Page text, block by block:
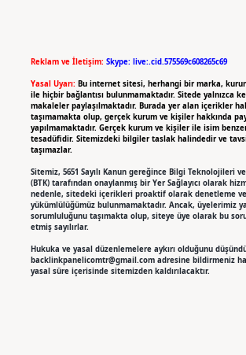
Reklam ve İletişim: Skype: live:.cid.575569c608265c69
Yasal Uyarı: Bu internet sitesi, herhangi bir marka,
ile hiçbir bağlantısı bulunmamaktadır. Sitede yalnızca
makaleler paylaşılmaktadır. Burada yer alan içerikler
taşımamakta olup, gerçek kurum ve kişiler hakkında
yapılmamaktadır. Gerçek kurum ve kişiler ile isim
tesadüfidir. Sitemizdeki bilgiler taslak halindedir ve
taşımazlar.
Sitemiz, 5651 Sayılı Kanun gereğince Bilgi Teknolojileri
(BTK) tarafından onaylanmış bir Yer Sağlayıcı olarak
nedenle, sitedeki içerikleri proaktif olarak denetleme
yükümlülüğümüz bulunmamaktadır. Ancak, üyelerimiz
sorumluluğunu taşımakta olup, siteye üye olarak bu
etmiş sayılırlar.
Hukuka ve yasal düzenlemelere aykırı olduğunu
backlinkpanelicomtr@gmail.comadresine bildirmeniz
yasal süre içerisinde sitemizden kaldırılacaktır.